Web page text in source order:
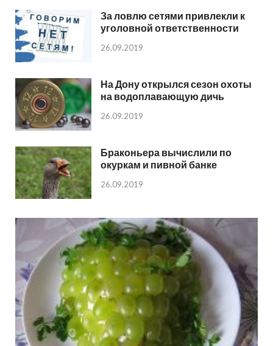
За ловлю сетями привлекли к
уголовной ответственности
26.09.2019
На Дону открылся сезон охоты
на водоплавающую дичь
26.09.2019
Браконьера вычислили по
окуркам и пивной банке
26.09.2019